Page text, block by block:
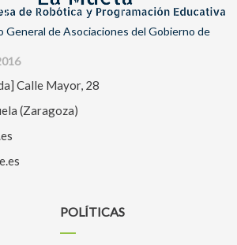
General de Asociaciones del Gobierno de
Calle Mayor, 28
(Zaragoza)
POLÍTICAS